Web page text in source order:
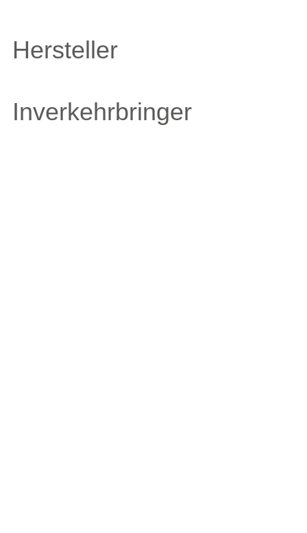
Hersteller
Inverkehrbringer